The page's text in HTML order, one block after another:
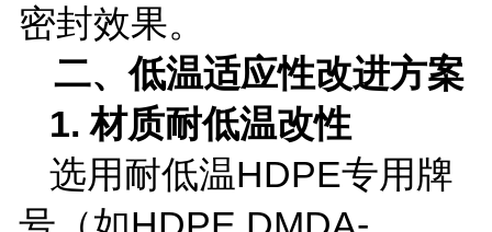
密封效果。
二、低温适应性改进方案
1.材质耐低温改性
选用耐低温HDPE专用牌